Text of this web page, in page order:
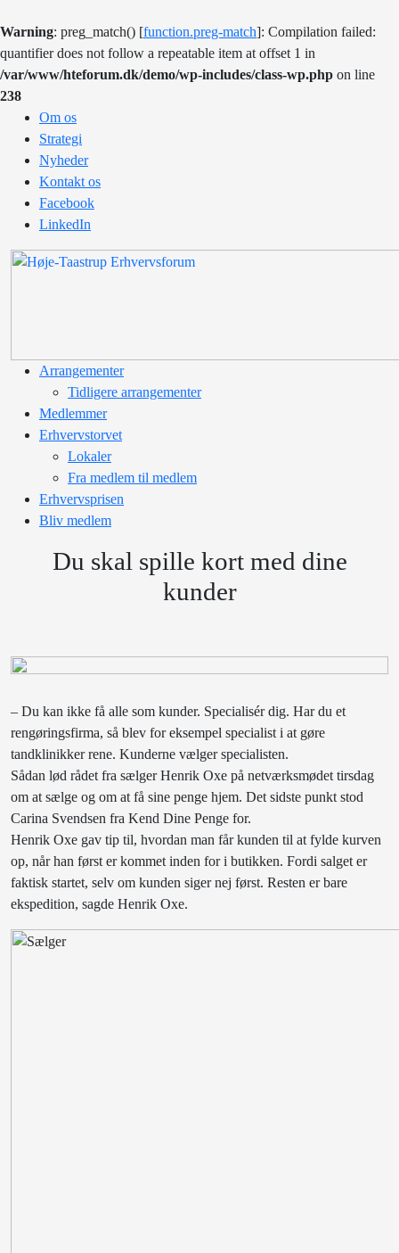
Warning: preg_match() [function.preg-match]: Compilation failed:
quantifier does not follow a repeatable item at offset 1 in
/var/www/hteforum.dk/demo/wp-includes/class-wp.php on line
238
Om os
Strategi
Nyheder
Kontakt os
Facebook
LinkedIn
Arrangementer
Tidligere arrangementer
Medlemmer
Erhvervstorvet
Lokaler
Fra medlem til medlem
Erhvervsprisen
Bliv medlem
Du skal spille kort med dine
kunder
– Du kan ikke få alle som kunder. Specialisér dig. Har du et
rengøringsfirma, så blev for eksempel specialist i at gøre
tandklinikker rene. Kunderne vælger specialisten.
Sådan lød rådet fra sælger Henrik Oxe på netværksmødet tirsdag
om at sælge og om at få sine penge hjem. Det sidste punkt stod
Carina Svendsen fra Kend Dine Penge for.
Henrik Oxe gav tip til, hvordan man får kunden til at fylde kurven
op, når han først er kommet inden for i butikken. Fordi salget er
faktisk startet, selv om kunden siger nej først. Resten er bare
ekspedition, sagde Henrik Oxe.